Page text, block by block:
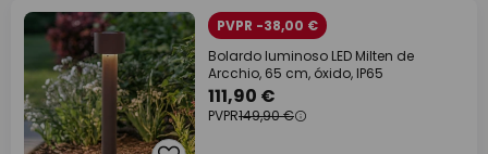
PVPR -38,00 €
Bolardo luminoso LED Milten de
Arcchio, 65 cm, óxido, IP65
111,90 €
PVPR149,90 €